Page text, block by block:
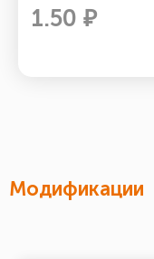
1.50 ₽
Модификации